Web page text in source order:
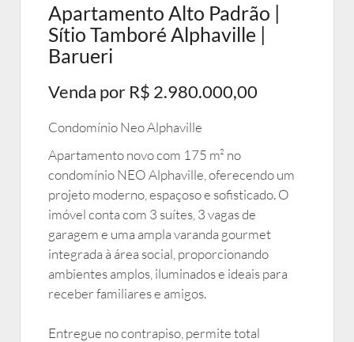
Apartamento Alto Padrão |
Sítio Tamboré Alphaville |
Barueri
Venda por R$ 2.980.000,00
Condomínio Neo Alphaville
Apartamento novo com 175 m² no
condomínio NEO Alphaville, oferecendo um
projeto moderno, espaçoso e sofisticado. O
imóvel conta com 3 suítes, 3 vagas de
garagem e uma ampla varanda gourmet
integrada à área social, proporcionando
ambientes amplos, iluminados e ideais para
receber familiares e amigos.
Entregue no contrapiso, permite total